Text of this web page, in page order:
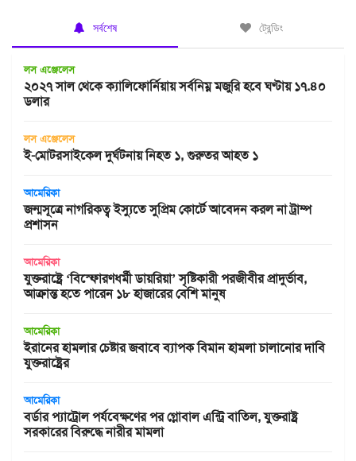
সর্বশেষ ট্রেন্ডিং
লস এঞ্জেলেস
২০২৭ সাল থেকে ক্যালিফোর্নিয়ায় সর্বনিম্ন মজুরি হবে ঘণ্টায় ১৭.৪০
ডলার
লস এঞ্জেলেস
ই-মোটরসাইকেল দুর্ঘটনায় নিহত ১, গুরুতর আহত ১
আমেরিকা
জন্মসূত্রে নাগরিকত্ব ইস্যুতে সুপ্রিম কোর্টে আবেদন করল না ট্রাম্প
প্রশাসন
আমেরিকা
যুক্তরাষ্ট্রে ‘বিস্ফোরণধর্মী ডায়রিয়া’ সৃষ্টিকারী পরজীবীর প্রাদুর্ভাব,
আক্রান্ত হতে পারেন ১৮ হাজারের বেশি মানুষ
আমেরিকা
ইরানের হামলার চেষ্টার জবাবে ব্যাপক বিমান হামলা চালানোর দাবি
যুক্তরাষ্ট্রের
আমেরিকা
বর্ডার প্যাট্রোল পর্যবেক্ষণের পর গ্লোবাল এন্ট্রি বাতিল, যুক্তরাষ্ট্র
সরকারের বিরুদ্ধে নারীর মামলা